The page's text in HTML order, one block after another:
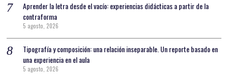
Aprender la letra desde el vacío: experiencias didácticas a partir de la
contraforma
5 agosto, 2026
Tipografía y composición: una relación inseparable. Un reporte basado en
una experiencia en el aula
5 agosto, 2026